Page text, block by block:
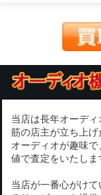
当店は長年オーデ
筋の店主が立ち上げ
オーディオが趣味
値で査定をいたしま
当店が一番心がけ